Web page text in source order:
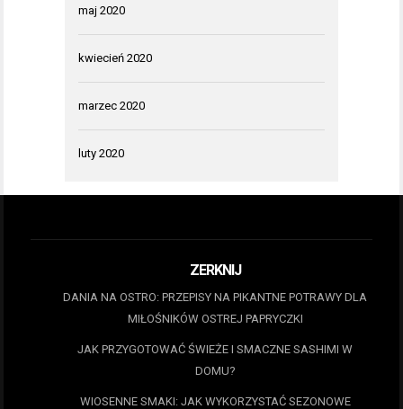
maj 2020
kwiecień 2020
marzec 2020
luty 2020
ZERKNIJ
DANIA NA OSTRO: PRZEPISY NA PIKANTNE POTRAWY DLA
MIŁOŚNIKÓW OSTREJ PAPRYCZKI
JAK PRZYGOTOWAĆ ŚWIEŻE I SMACZNE SASHIMI W
DOMU?
WIOSENNE SMAKI: JAK WYKORZYSTAĆ SEZONOWE